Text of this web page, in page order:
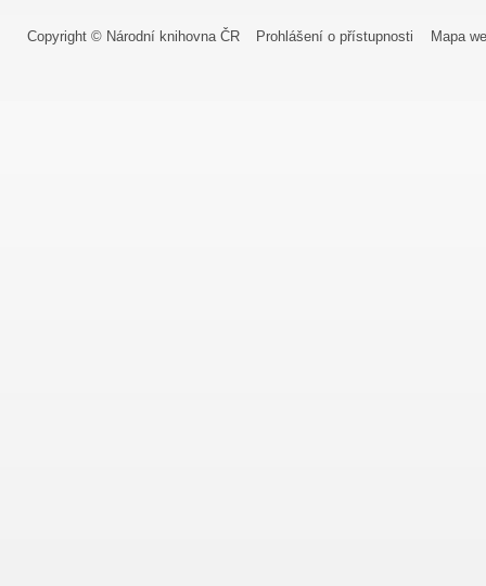
Copyright © Národní knihovna ČR Prohlášení o přístupnosti Mapa